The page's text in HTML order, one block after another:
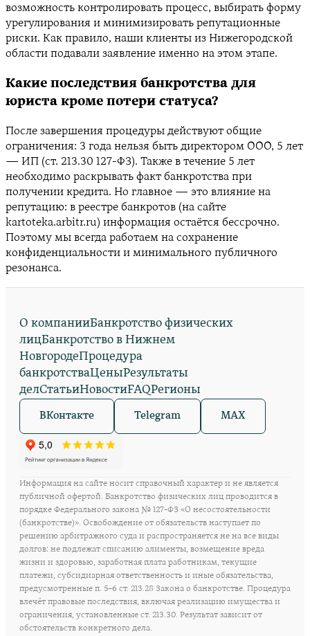
возможность контролировать процесс, выбирать форму
урегулирования и минимизировать репутационные
риски. Как правило, наши клиенты из Нижегородской
области подавали заявление именно на этом этапе.
Какие последствия банкротства для
юриста кроме потери статуса?
После завершения процедуры действуют общие
ограничения: 3 года нельзя быть директором ООО, 5 лет
— ИП (ст. 213.30 127-ФЗ). Также в течение 5 лет
необходимо раскрывать факт банкротства при
получении кредита. Но главное — это влияние на
репутацию: в реестре банкротов (на сайте
kartoteka.arbitr.ru) информация остаётся бессрочно.
Поэтому мы всегда работаем на сохранение
конфиденциальности и минимального публичного
резонанса.
О компанииБанкротство физических
лицБанкротство в Нижнем
НовгородеПроцедура
банкротстваЦеныРезультаты
делСтатьиНовостиFAQРегионы
ВКонтакте Telegram MAX
Информация на сайте носит справочный характер и не является
публичной офертой. Банкротство физических лиц проводится в
порядке Федерального закона № 127-ФЗ «О несостоятельности
(банкротстве)». Освобождение от обязательств наступает по
решению арбитражного суда и распространяется не на все виды
долгов: не подлежат списанию алименты, возмещение вреда
жизни и здоровью, заработная плата работникам, текущие
платежи, субсидиарная ответственность и иные обязательства,
предусмотренные п. 5–6 ст. 213.28 Закона о банкротстве. Процедура
влечёт правовые последствия, включая реализацию имущества и
ограничения, установленные ст. 213.30. Результат зависит от
обстоятельств конкретного дела.